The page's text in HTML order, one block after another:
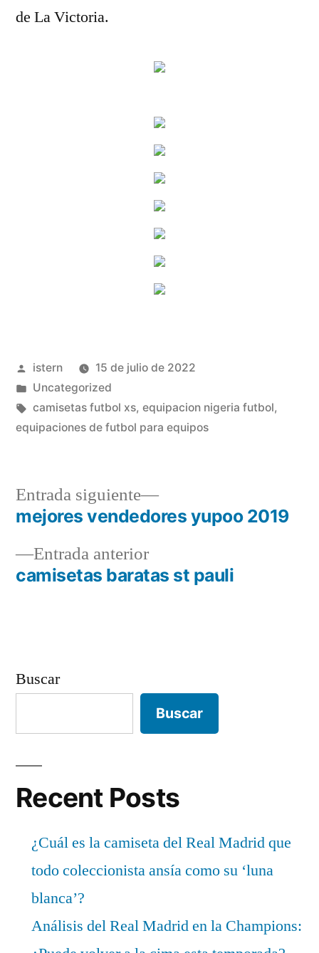
de La Victoria.
Publicado
por
istern
15 de julio de 2022
Publicado
en
Uncategorized
Etiquetas:
camisetas futbol xs, equipacion nigeria futbol,
equipaciones de futbol para equipos
Navegación
deEntrada anteriorEntrada
anterior:
camisetas baratas st pauli
Entrada siguiente
Entrada
siguiente:
mejores vendedores yupoo 2019
Buscar
Buscar
Recent Posts
¿Cuál es la camiseta del Real Madrid que
todo coleccionista ansía como su ‘luna
blanca’?
Análisis del Real Madrid en la Champions: